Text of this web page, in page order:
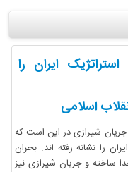
ایران را
اسلامی
شیرازی در این است که
را نشانه رفته اند. بحران
ساخته و جریان شیرازی نیز